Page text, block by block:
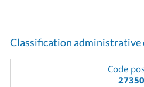
Classification administrative
Code
27350